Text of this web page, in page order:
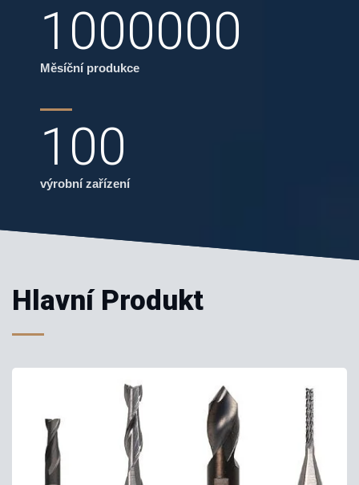
1000000
Měsíční produkce
100
výrobní zařízení
Hlavní Produkt